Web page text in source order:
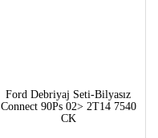
Ford Debriyaj Seti-Bilyasız
Connect 90Ps 02> 2T14 7540
CK